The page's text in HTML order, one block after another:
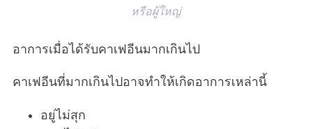
หรือผู้ใหญ่
อาการเมื่อได้รับคาเฟอีนมากเกินไป
คาเฟอีนที่มากเกินไปอาจทำให้เกิดอาการเหล่านี้
อยู่ไม่สุก